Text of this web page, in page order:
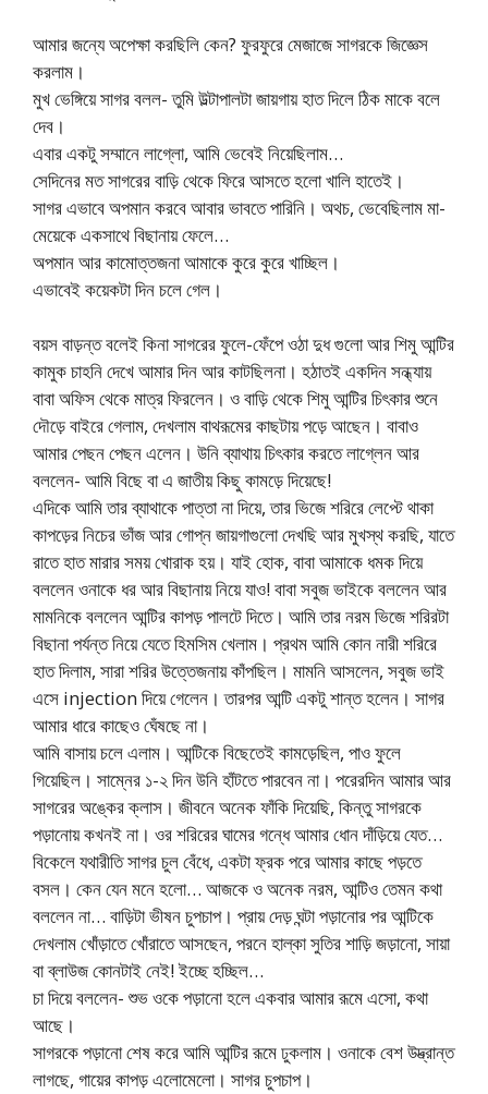
আমার জন্যে অপেক্ষা করছিলি কেন? ফুরফুরে মেজাজে সাগরকে জিজ্ঞেস
করলাম।
মুখ ভেঙ্গিয়ে সাগর বলল- তুমি উল্টাপালটা জায়গায় হাত দিলে ঠিক মাকে বলে
দেব।
এবার একটু সম্মানে লাগ্লো, আমি ভেবেই নিয়েছিলাম…
সেদিনের মত সাগরের বাড়ি থেকে ফিরে আসতে হলো খালি হাতেই।
সাগর এভাবে অপমান করবে আবার ভাবতে পারিনি। অথচ, ভেবেছিলাম মা-
মেয়েকে একসাথে বিছানায় ফেলে…
অপমান আর কামোত্তজনা আমাকে কুরে কুরে খাচ্ছিল।
এভাবেই কয়েকটা দিন চলে গেল।
বয়স বাড়ন্ত বলেই কিনা সাগরের ফুলে-ফেঁপে ওঠা দুধ গুলো আর শিমু আন্টির
কামুক চাহনি দেখে আমার দিন আর কাটছিলনা। হঠাতই একদিন সন্ধ্যায়
বাবা অফিস থেকে মাত্র ফিরলেন। ও বাড়ি থেকে শিমু আন্টির চিৎকার শুনে
দৌড়ে বাইরে গেলাম, দেখলাম বাথরূমের কাছটায় পড়ে আছেন। বাবাও
আমার পেছন পেছন এলেন। উনি ব্যাথায় চিৎকার করতে লাগ্লেন আর
বললেন- আমি বিছে বা এ জাতীয় কিছু কামড়ে দিয়েছে!
এদিকে আমি তার ব্যাথাকে পাত্তা না দিয়ে, তার ভিজে শরিরে লেপ্টে থাকা
কাপড়ের নিচের ভাঁজ আর গোপ্ন জায়গাগুলো দেখছি আর মুখস্থ করছি, যাতে
রাতে হাত মারার সময় খোরাক হয়। যাই হোক, বাবা আমাকে ধমক দিয়ে
বললেন ওনাকে ধর আর বিছানায় নিয়ে যাও! বাবা সবুজ ভাইকে বললেন আর
মামনিকে বললেন আন্টির কাপড় পালটে দিতে। আমি তার নরম ভিজে শরিরটা
বিছানা পর্যন্ত নিয়ে যেতে হিমসিম খেলাম। প্রথম আমি কোন নারী শরিরে
হাত দিলাম, সারা শরির উত্তেজনায় কাঁপছিল। মামনি আসলেন, সবুজ ভাই
এসে injection দিয়ে গেলেন। তারপর আন্টি একটু শান্ত হলেন। সাগর
আমার ধারে কাছেও ঘেঁষছে না।
আমি বাসায় চলে এলাম। আন্টিকে বিছেতেই কামড়েছিল, পাও ফুলে
গিয়েছিল। সাম্নের ১-২ দিন উনি হাঁটতে পারবেন না। পরেরদিন আমার আর
সাগরের অঙ্কের ক্লাস। জীবনে অনেক ফাঁকি দিয়েছি, কিন্তু সাগরকে
পড়ানোয় কখনই না। ওর শরিরের ঘামের গন্ধে আমার ধোন দাঁড়িয়ে যেত…
বিকেলে যথারীতি সাগর চুল বেঁধে, একটা ফ্রক পরে আমার কাছে পড়তে
বসল। কেন যেন মনে হলো… আজকে ও অনেক নরম, আন্টিও তেমন কথা
বললেন না… বাড়িটা ভীষন চুপচাপ। প্রায় দেড় ঘন্টা পড়ানোর পর আন্টিকে
দেখলাম খোঁড়াতে খোঁরাতে আসছেন, পরনে হাল্কা সুতির শাড়ি জড়ানো, সায়া
বা ব্লাউজ কোনটাই নেই! ইচ্ছে হচ্ছিল…
চা দিয়ে বললেন- শুভ ওকে পড়ানো হলে একবার আমার রূমে এসো, কথা
আছে।
সাগরকে পড়ানো শেষ করে আমি আন্টির রূমে ঢুকলাম। ওনাকে বেশ উদ্ভ্রান্ত
লাগছে, গায়ের কাপড় এলোমেলো। সাগর চুপচাপ।